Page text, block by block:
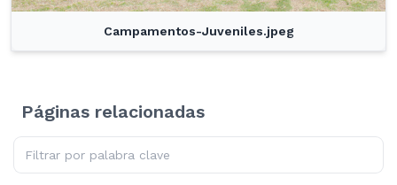
Campamentos-Juveniles.jpeg
Páginas relacionadas